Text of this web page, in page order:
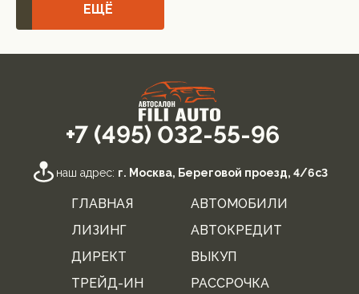
ЕЩЁ
+7 (495) 032-55-96
наш адрес: г. Москва, Береговой проезд, 4/6с3
ГЛАВНАЯ
АВТОМОБИЛИ
ЛИЗИНГ
АВТОКРЕДИТ
ДИРЕКТ
ВЫКУП
ТРЕЙД-ИН
РАССРОЧКА